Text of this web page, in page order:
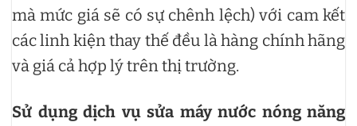
mà mức giá sẽ có sự chênh lệch) với cam kết
các linh kiện thay thế đều là hàng chính hãng
và giá cả hợp lý trên thị trường.
Sử dụng dịch vụ sửa máy nước nóng năng